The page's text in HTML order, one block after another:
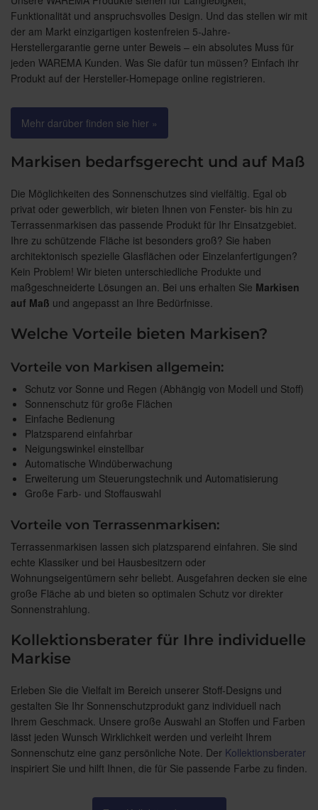
Funktionalität und anspruchsvolles Design. Und das stellen wir mit
der am Markt einzigartigen kostenfreien 5-Jahre-
Herstellergarantie gerne unter Beweis – ein absolutes Muss für
jeden WAREMA Kunden. Was Sie dafür tun müssen? Einfach ihr
Produkt auf der Hersteller-Homepage online registrieren.
Mehr darüber finden sie hier »
Markisen bedarfsgerecht und auf Maß
Die Möglichkeiten des Sonnenschutzes sind vielfältig. Egal ob
privat oder gewerblich, wir bieten Ihnen von Fenster- bis hin zu
Terrassenmarkisen das passende Produkt für Ihr Einsatzgebiet.
Ihre zu schützende Fläche ist besonders groß? Sie haben
architektonisch spezielle Glasflächen oder Einzelanfertigungen?
Kein Problem! Wir bieten unterschiedliche Produkte und
maßgeschneiderte Lösungen an. Bei uns erhalten Sie Markisen
auf Maß und angepasst an Ihre Bedürfnisse.
Welche Vorteile bieten Markisen?
Vorteile von Markisen allgemein:
Schutz vor Sonne und Regen (Abhängig von Modell und Stoff)
Sonnenschutz für große Flächen
Einfache Bedienung
Platzsparend einfahrbar
Neigungswinkel einstellbar
Automatische Windüberwachung
Erweiterung um Steuerungstechnik und Automatisierung
Große Farb- und Stoffauswahl
Vorteile von Terrassenmarkisen:
Terrassenmarkisen lassen sich platzsparend einfahren. Sie sind
echte Klassiker und bei Hausbesitzern oder
Wohnungseigentümern sehr beliebt. Ausgefahren decken sie eine
große Fläche ab und bieten so optimalen Schutz vor direkter
Sonnenstrahlung.
Kollektionsberater für Ihre individuelle
Markise
Erleben Sie die Vielfalt im Bereich unserer Stoff-Designs und
gestalten Sie Ihr Sonnenschutzprodukt ganz individuell nach
Ihrem Geschmack. Unsere große Auswahl an Stoffen und Farben
lässt jeden Wunsch Wirklichkeit werden und verleiht Ihrem
Sonnenschutz eine ganz persönliche Note. Der Kollektionsberater
inspiriert Sie und hilft Ihnen, die für Sie passende Farbe zu finden.